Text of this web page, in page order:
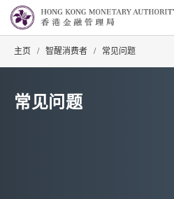
主页 / 智醒消费者 / 常见问题
常见问题